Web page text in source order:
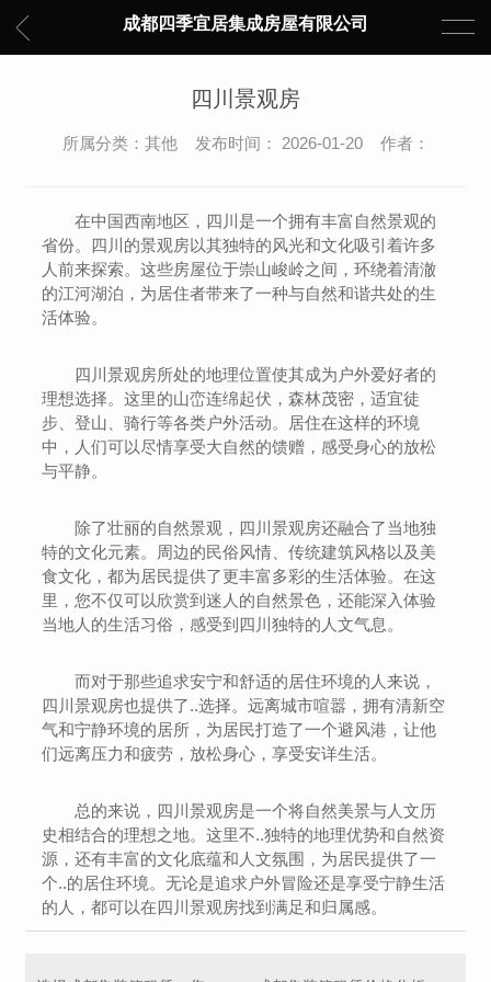
成都四季宜居集成房屋有限公司
四川景观房
所属分类：其他 发布时间： 2026-01-20 作者：
在中国西南地区，四川是一个拥有丰富自然景观的
省份。四川的景观房以其独特的风光和文化吸引着许多
人前来探索。这些房屋位于崇山峻岭之间，环绕着清澈
的江河湖泊，为居住者带来了一种与自然和谐共处的生
活体验。
四川景观房所处的地理位置使其成为户外爱好者的
理想选择。这里的山峦连绵起伏，森林茂密，适宜徒
步、登山、骑行等各类户外活动。居住在这样的环境
中，人们可以尽情享受大自然的馈赠，感受身心的放松
与平静。
除了壮丽的自然景观，四川景观房还融合了当地独
特的文化元素。周边的民俗风情、传统建筑风格以及美
食文化，都为居民提供了更丰富多彩的生活体验。在这
里，您不仅可以欣赏到迷人的自然景色，还能深入体验
当地人的生活习俗，感受到四川独特的人文气息。
而对于那些追求安宁和舒适的居住环境的人来说，
四川景观房也提供了..选择。远离城市喧嚣，拥有清新空
气和宁静环境的居所，为居民打造了一个避风港，让他
们远离压力和疲劳，放松身心，享受安详生活。
总的来说，四川景观房是一个将自然美景与人文历
史相结合的理想之地。这里不..独特的地理优势和自然资
源，还有丰富的文化底蕴和人文氛围，为居民提供了一
个..的居住环境。无论是追求户外冒险还是享受宁静生活
的人，都可以在四川景观房找到满足和归属感。